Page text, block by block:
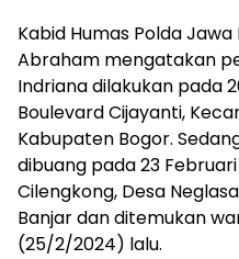
Kabid Humas Polda
Abraham mengatakan
Indriana dilakukan pada
Boulevard Cijayanti,
Kabupaten Bogor.
dibuang pada 23
Cilengkong, Desa
Banjar dan ditemukan
(25/2/2024) lalu.